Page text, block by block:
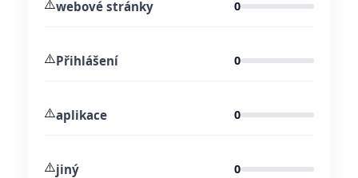
⚠️webové stránky 0
⚠️Přihlášení 0
⚠️aplikace 0
⚠️jiný 0